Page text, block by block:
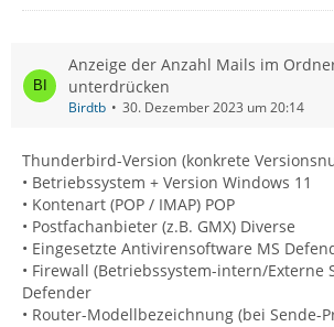
Anzeige der Anzahl Mails im
unterdrücken
Birdtb 30. Dezember 2023 um 20:14
Thunderbird-Version (konkrete
• Betriebssystem + Version Windows 11
• Kontenart (POP / IMAP) POP
• Postfachanbieter (z.B. GMX) Diverse
• Eingesetzte Antivirensoftware MS
• Firewall (Betriebssystem-intern/Externe
Defender
• Router-Modellbezeichnung (bei Sende-